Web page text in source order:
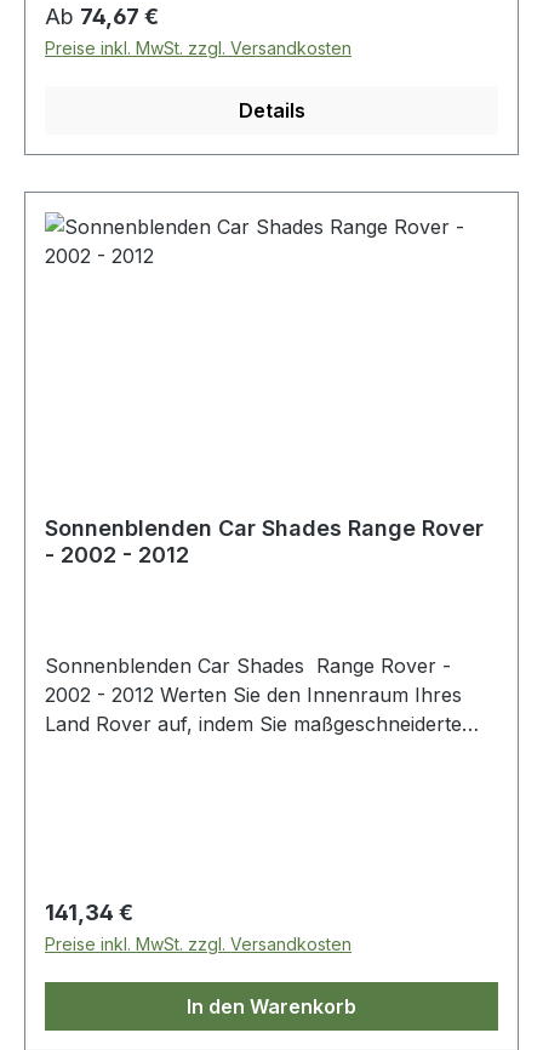
Regulärer Preis:
Ab 74,67 €
Preise inkl. MwSt. zzgl. Versandkosten
Details
Sonnenblenden Car Shades Range Rover
- 2002 - 2012
Sonnenblenden Car Shades Range Rover -
2002 - 2012 Werten Sie den Innenraum Ihres
Land Rover auf, indem Sie maßgeschneiderte
Ihres Fahrzeugs und bieten Schutz vor hellem
Licht und UV-Strahlen. Mit den mitgelieferten
speziellen Befestigungsclips können die Schirme
in wenigen Minuten einfach montiert werden.
Darüber hinaus ermöglichen die
maßgeschneiderten Car Shades die volle
Regulärer Preis:
141,34 €
Preise inkl. MwSt. zzgl. Versandkosten
In den Warenkorb